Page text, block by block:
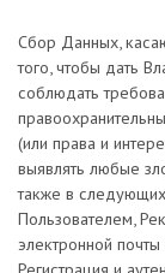
Сбор Данных,
того, чтобы дать
соблюдать
(или права и
выявлять любые
также в следующих
Пользователем,
электронной